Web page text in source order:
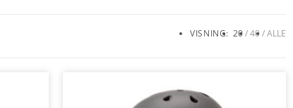
VISNING: 20 40 ALLE